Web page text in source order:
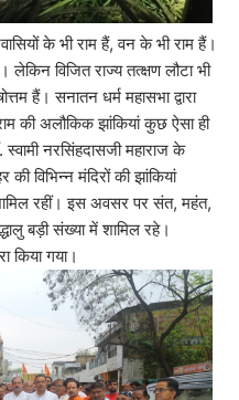
के भी राम हैं, वन के भी राम हैं।
विजित राज्य तत्क्षण लौटा भी
हैं। सनातन धर्म महासभा द्वारा
की अलौकिक झांकियां कुछ ऐसा ही
नरसिंहदासजी महाराज के
विभिन्न मंदिरों की झांकियां
रहीं। इस अवसर पर संत, महंत,
बड़ी संख्या में शामिल रहे।
किया गया।